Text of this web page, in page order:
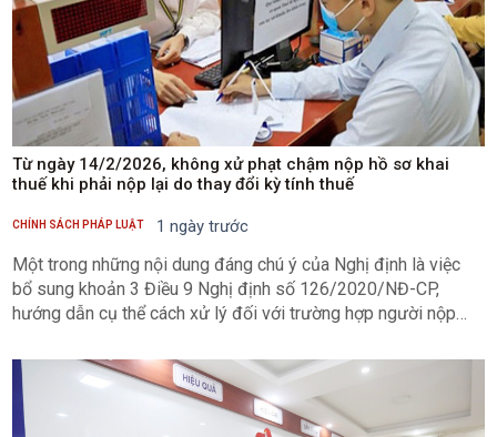
Từ ngày 14/2/2026, không xử phạt chậm nộp hồ sơ khai
thuế khi phải nộp lại do thay đổi kỳ tính thuế
CHÍNH SÁCH PHÁP LUẬT 1 ngày trước
Một trong những nội dung đáng chú ý của Nghị định là việc
bổ sung khoản 3 Điều 9 Nghị định số 126/2020/NĐ-CP,
hướng dẫn cụ thể cách xử lý đối với trường hợp người nộp
không đủ điều kiện khai thuế theo quý theo quy định.Ảnh minh
họaTheo đó, nếu người nộp thuế tự phát hiện không đủ điều
kiện khai thuế theo quý, người nộp thuế phải thực hiện khai